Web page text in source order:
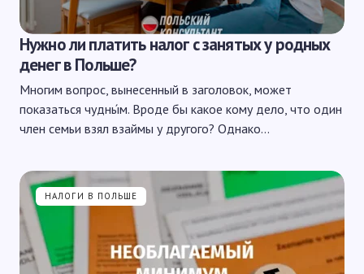
Нужно ли платить налог с занятых у родных
денег в Польше?
Многим вопрос, вынесенный в заголовок, может
показаться чудны́м. Вроде бы какое кому дело, что один
член семьи взял взаймы у другого? Однако…
НАЛОГИ В ПОЛЬШЕ